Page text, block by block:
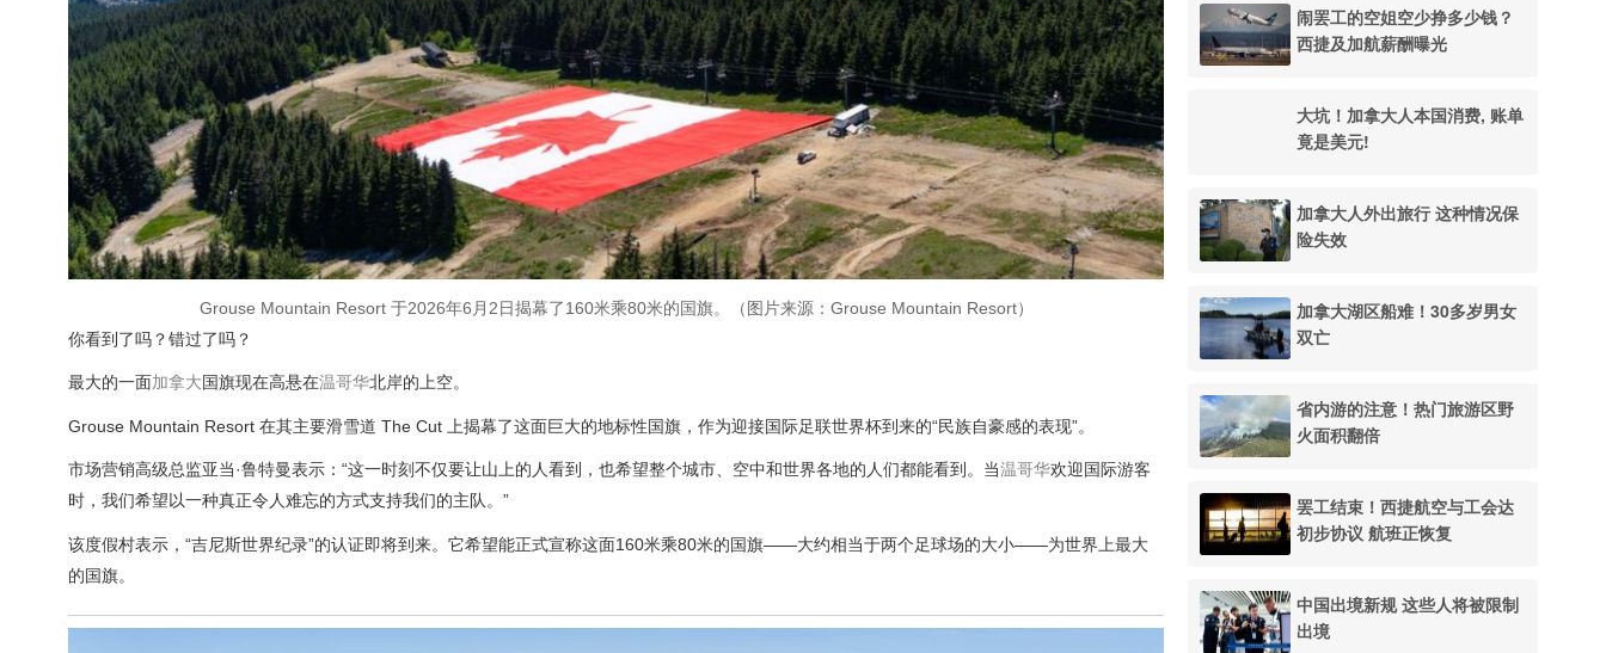
Grouse Mountain Resort 于2026年6月2日揭幕了160米乘80米的国旗。（图片来源：Grouse Mountain Resort）
你看到了吗？错过了吗？
最大的一面加拿大国旗现在高悬在温哥华北岸的上空。
Grouse Mountain Resort 在其主要滑雪道 The Cut 上揭幕了这面巨大的地标性国旗，作为迎接国际足联世界杯到来的“民族自豪感的表现”。
市场营销高级总监亚当·鲁特曼表示：“这一时刻不仅要让山上的人看到，也希望整个城市、空中和世界各地的人们都能看到。当温哥华欢迎国际游客
时，我们希望以一种真正令人难忘的方式支持我们的主队。”
该度假村表示，“吉尼斯世界纪录”的认证即将到来。它希望能正式宣称这面160米乘80米的国旗——大约相当于两个足球场的大小——为世界上最大
的国旗。
闹罢工的空姐空少挣多少钱？
西捷及加航薪酬曝光
大坑！加拿大人本国消费, 账单
竟是美元!
加拿大人外出旅行 这种情况保
险失效
加拿大湖区船难！30多岁男女
双亡
省内游的注意！热门旅游区野
火面积翻倍
罢工结束！西捷航空与工会达
初步协议 航班正恢复
中国出境新规 这些人将被限制
出境